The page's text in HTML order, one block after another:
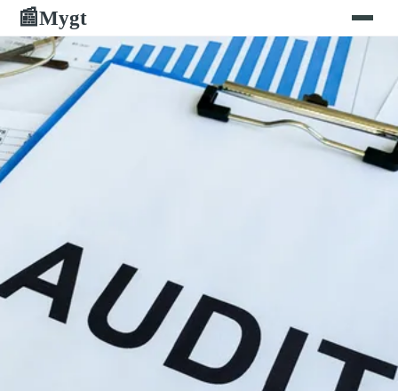
📰Mygt